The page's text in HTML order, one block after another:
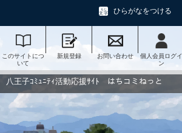
ひらがなをつける
このサイトにつ
いて
新規登録 お問い合わせ
個人会員ログイ
ン
八王子ｺﾐｭﾆﾃｨ活動応援ｻｲﾄ はちコミねっと